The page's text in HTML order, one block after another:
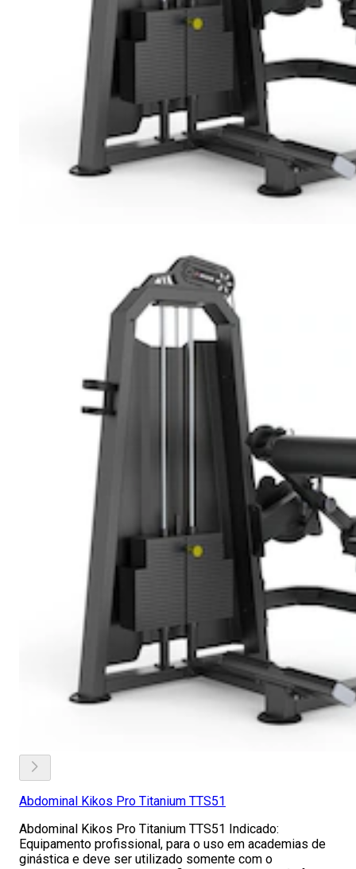
Abdominal Kikos Pro Titanium TTS51
Abdominal Kikos Pro Titanium TTS51 Indicado:
Equipamento profissional, para o uso em academias de
ginástica e deve ser utilizado somente com o